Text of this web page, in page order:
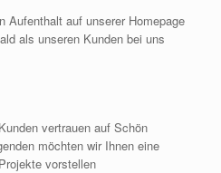
Aufenthalt auf unserer Homepage
als unseren Kunden bei uns
vertrauen auf Schön
möchten wir Ihnen eine
vorstellen